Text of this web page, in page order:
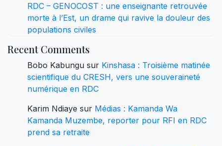
RDC – GENOCOST : une enseignante retrouvée
morte à l’Est, un drame qui ravive la douleur des
populations civiles
Recent Comments
Bobo Kabungu sur Kinshasa : Troisième matinée
scientifique du CRESH, vers une souveraineté
numérique en RDC
Karim Ndiaye sur Médias : Kamanda Wa
Kamanda Muzembe, reporter pour RFI en RDC
prend sa retraite